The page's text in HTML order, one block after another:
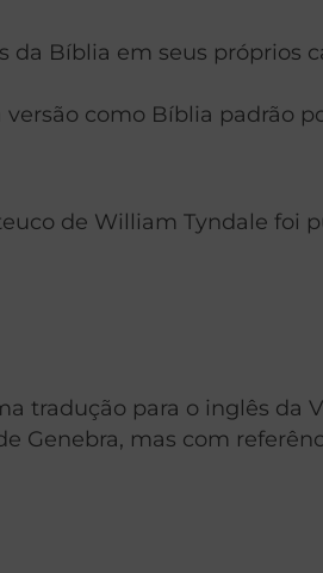
da Bíblia em seus próprios
como Bíblia padrão
de William Tyndale foi
tradução para o inglês da
Genebra, mas com